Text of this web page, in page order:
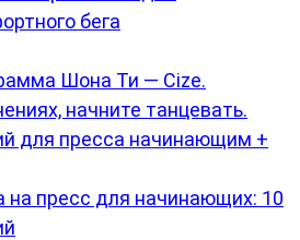
бега
Шона Ти — Cize.
начните танцевать.
на пресс для начинающих: 10